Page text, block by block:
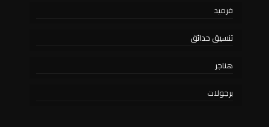
قرميد
تنسيق حدائق
هناجر
برجولات